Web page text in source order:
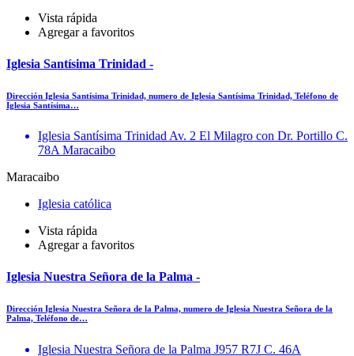
Vista rápida
Agregar a favoritos
Iglesia Santísima Trinidad -
Dirección Iglesia Santísima Trinidad, numero de Iglesia Santísima Trinidad, Teléfono de
Iglesia Santísima…
Iglesia Santísima Trinidad Av. 2 El Milagro con Dr. Portillo C.
78A Maracaibo
Maracaibo
Iglesia católica
Vista rápida
Agregar a favoritos
Iglesia Nuestra Señora de la Palma -
Dirección Iglesia Nuestra Señora de la Palma, numero de Iglesia Nuestra Señora de la
Palma, Teléfono de…
Iglesia Nuestra Señora de la Palma J957 R7J C. 46A